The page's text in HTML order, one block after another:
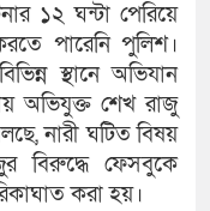
১২ ঘন্টা পেরিয়ে
পারেনি পুলিশ।
স্থানে অভিযান
অভিযুক্ত শেখ রাজু
নারী ঘটিত বিষয়
বিরুদ্ধে ফেসবুকে
করা হয়।